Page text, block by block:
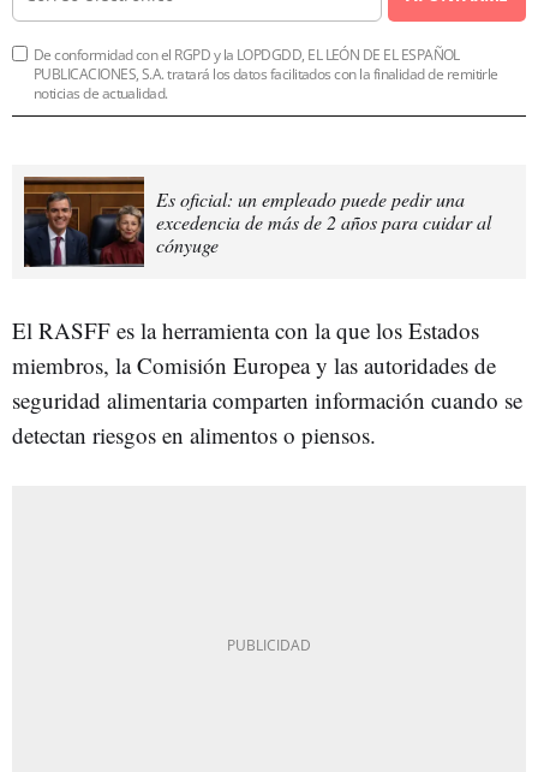
De conformidad con el RGPD y la LOPDGDD, EL LEÓN DE EL ESPAÑOL
PUBLICACIONES, S.A. tratará los datos facilitados con la finalidad de remitirle
noticias de actualidad.
Es oficial: un empleado puede pedir una
excedencia de más de 2 años para cuidar al
cónyuge
El RASFF es la herramienta con la que los Estados
miembros, la Comisión Europea y las autoridades de
seguridad alimentaria comparten información cuando se
detectan riesgos en alimentos o piensos.